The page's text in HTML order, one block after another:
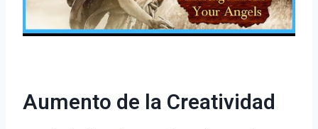
Aumento de la Creatividad